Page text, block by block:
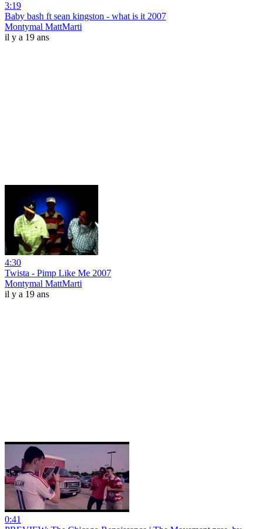
3:19
Baby bash ft sean kingston - what is it 2007
Montymal MattMarti
il y a 19 ans
4:30
Twista - Pimp Like Me 2007
Montymal MattMarti
il y a 19 ans
0:41